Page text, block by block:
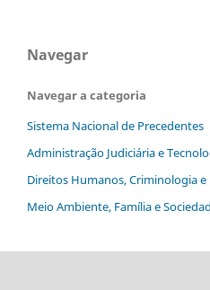
Navegar
Navegar a categoria
Sistema Nacional de Precedentes
Administração Judiciária e
Direitos Humanos, Criminologia e
Meio Ambiente, Família e